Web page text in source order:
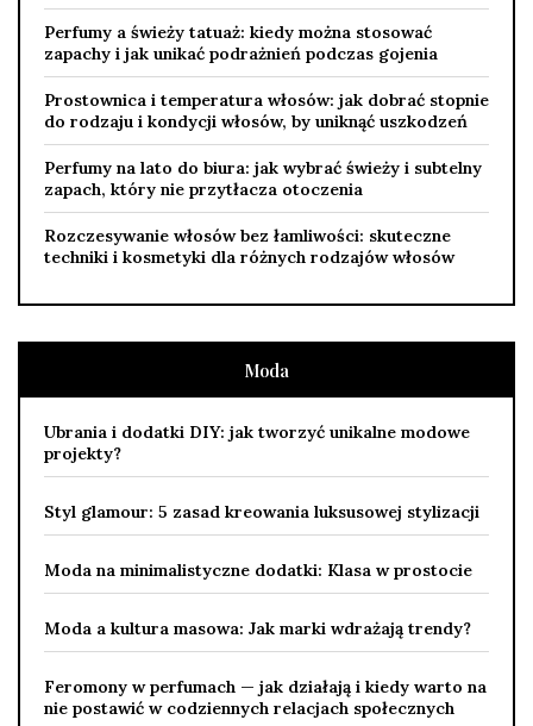
Perfumy a świeży tatuaż: kiedy można stosować
zapachy i jak unikać podrażnień podczas gojenia
Prostownica i temperatura włosów: jak dobrać stopnie
do rodzaju i kondycji włosów, by uniknąć uszkodzeń
Perfumy na lato do biura: jak wybrać świeży i subtelny
zapach, który nie przytłacza otoczenia
Rozczesywanie włosów bez łamliwości: skuteczne
techniki i kosmetyki dla różnych rodzajów włosów
Moda
Ubrania i dodatki DIY: jak tworzyć unikalne modowe
projekty?
Styl glamour: 5 zasad kreowania luksusowej stylizacji
Moda na minimalistyczne dodatki: Klasa w prostocie
Moda a kultura masowa: Jak marki wdrażają trendy?
Feromony w perfumach — jak działają i kiedy warto na
nie postawić w codziennych relacjach społecznych